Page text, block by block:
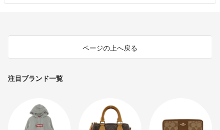
ページの上へ戻る
注目ブランド一覧